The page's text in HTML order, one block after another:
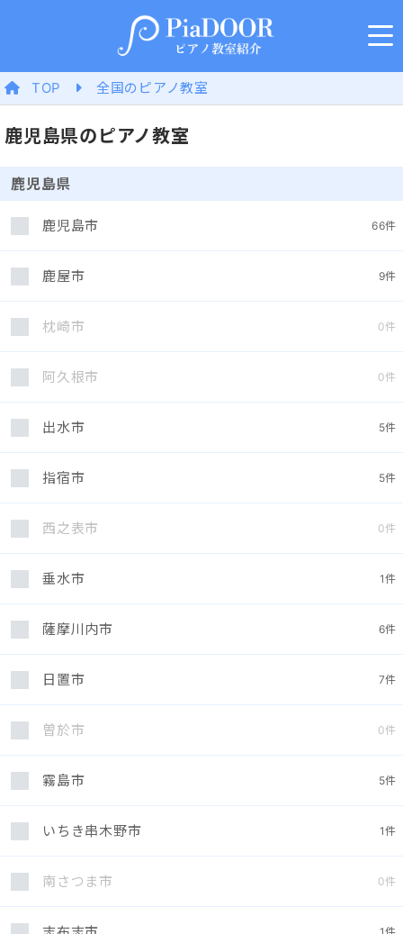
TOP 全国のピアノ教室
鹿児島県のピアノ教室
鹿児島県
鹿児島市 66件
鹿屋市 9件
枕崎市 0件
阿久根市 0件
出水市 5件
指宿市 5件
西之表市 0件
垂水市 1件
薩摩川内市 6件
日置市 7件
曽於市 0件
霧島市 5件
いちき串木野市 1件
南さつま市 0件
1件